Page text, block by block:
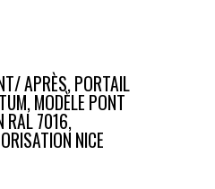
APRÈS, PORTAIL
MODÈLE PONT
RAL 7016,
NICE